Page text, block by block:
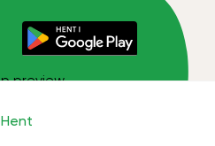
Hent